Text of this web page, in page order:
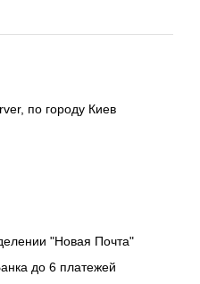
по городу Киев
"Новая Почта"
до 6 платежей